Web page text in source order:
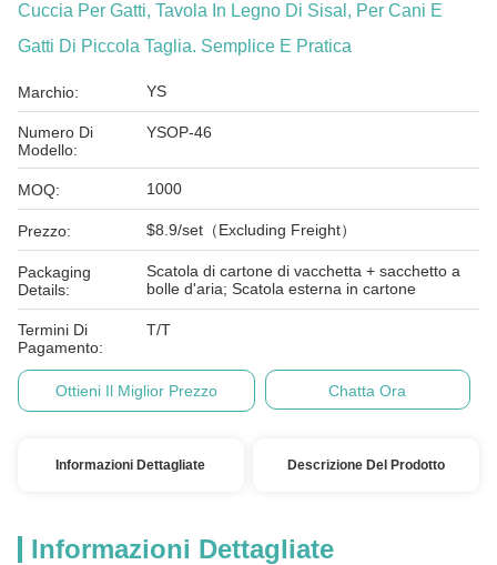
Cuccia Per Gatti, Tavola In Legno Di Sisal, Per Cani E
Gatti Di Piccola Taglia. Semplice E Pratica
Marchio: YS
Numero Di
Modello:
YSOP-46
MOQ: 1000
Prezzo: $8.9/set（Excluding Freight）
Packaging
Details:
Scatola di cartone di vacchetta + sacchetto a
bolle d'aria; Scatola esterna in cartone
Termini Di
Pagamento:
T/T
Ottieni Il Miglior Prezzo Chatta Ora
Informazioni Dettagliate Descrizione Del Prodotto
Informazioni Dettagliate